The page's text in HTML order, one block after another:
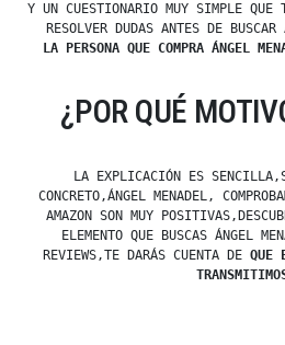
Y UN CUESTIONARIO MUY SIMPLE QUE
RESOLVER DUDAS ANTES DE
LA PERSONA QUE COMPRA ÁNGEL
¿POR QUÉ
LA EXPLICACIÓN ES
CONCRETO,ÁNGEL MENADEL,
AMAZON SON MUY
ELEMENTO QUE BUSCAS ÁNGEL
REVIEWS,TE DARÁS CUENTA DE QUE